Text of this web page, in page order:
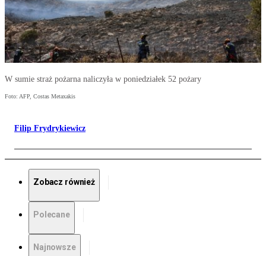
W sumie straż pożarna naliczyła w poniedziałek 52 pożary
Foto: AFP, Costas Metaxakis
Filip Frydrykiewicz
Zobacz również
Polecane
Najnowsze